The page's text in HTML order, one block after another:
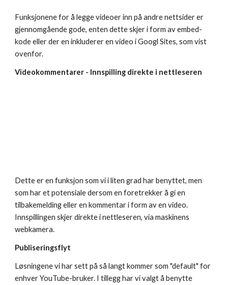
Funksjonene for å legge videoer inn på andre nettsider er
gjennomgående gode, enten dette skjer i form av embed-
kode eller der en inkluderer en video i Googl Sites, som vist
ovenfor.
Videokommentarer - Innspilling direkte i nettleseren
Dette er en funksjon som vi i liten grad har benyttet, men
som har et potensiale dersom en foretrekker å gi en
tilbakemelding eller en kommentar i form av en video.
Innspillingen skjer direkte i nettleseren, via maskinens
webkamera.
Publiseringsflyt
Løsningene vi har sett på så langt kommer som "default" for